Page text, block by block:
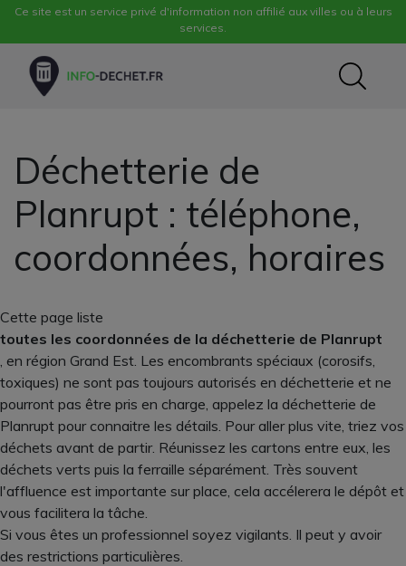
Ce site est un service privé d'information non affilié aux villes ou à leurs
services.
Déchetterie de
Planrupt : téléphone,
coordonnées, horaires
Cette page liste
toutes les coordonnées de la déchetterie de Planrupt
, en région Grand Est. Les encombrants spéciaux (corosifs,
toxiques) ne sont pas toujours autorisés en déchetterie et ne
pourront pas être pris en charge, appelez la déchetterie de
Planrupt pour connaitre les détails. Pour aller plus vite, triez vos
déchets avant de partir. Réunissez les cartons entre eux, les
déchets verts puis la ferraille séparément. Très souvent
l'affluence est importante sur place, cela accélerera le dépôt et
vous facilitera la tâche.
Si vous êtes un professionnel soyez vigilants. Il peut y avoir
des restrictions particulières.